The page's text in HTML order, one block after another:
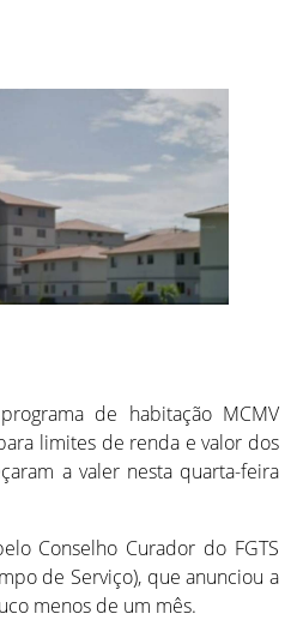
de habitação MCMV
limites de renda e valor dos
a valer nesta quarta-feira
Conselho Curador do FGTS
de Serviço), que anunciou a
menos de um mês.